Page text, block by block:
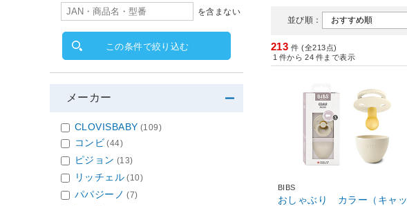
並び順：
213 件 (全213点)
1 件から 24 件まで表示
BIBS
おしゃぶり カラー（キャッ
を含まない
この条件で絞り込む
メーカー
CLOVISBABY (109)
コンビ (44)
ピジョン (13)
リッチェル (10)
パパジーノ (7)